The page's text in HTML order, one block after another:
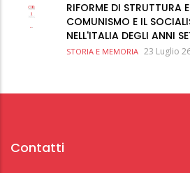
RIFORME DI STRUTTURA
COMUNISMO E IL
NELL'ITALIA DEGLI ANNI
STORIA E MEMORIA 23 Luglio
Contatti